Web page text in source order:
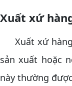
Xuất xứ
Xuất xứ hàng
sản xuất hoặc
này thường